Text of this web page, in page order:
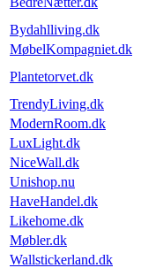
Bydahlliving.dk
MøbelKompagniet.dk
Plantetorvet.dk
TrendyLiving.dk
ModernRoom.dk
LuxLight.dk
NiceWall.dk
Unishop.nu
HaveHandel.dk
Likehome.dk
Møbler.dk
Wallstickerland.dk